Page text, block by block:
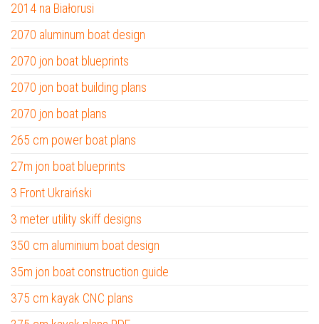
2014 na Białorusi
2070 aluminum boat design
2070 jon boat blueprints
2070 jon boat building plans
2070 jon boat plans
265 cm power boat plans
27m jon boat blueprints
3 Front Ukraiński
3 meter utility skiff designs
350 cm aluminium boat design
35m jon boat construction guide
375 cm kayak CNC plans